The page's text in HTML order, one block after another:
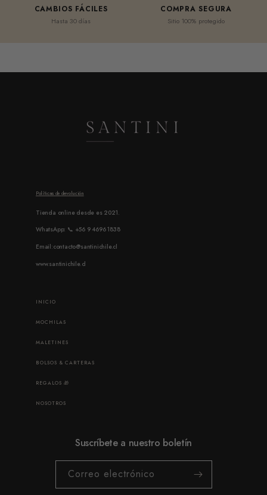
CAMBIOS FÁCILES
Hasta 30 días
COMPRA SEGURA
Sitio 100% protegido
Políticas de devolución
Tienda online desde es 2021.
WhatsApp: 📞 +56 9 4696 1838
Email:contacto@santinichile.cl
www.santinichile.cl
INICIO
MOCHILAS
MALETINES
BOLSOS & CARTERAS
REGALOS 🎁
NOSOTROS
Suscríbete a nuestro boletín
Correo electrónico